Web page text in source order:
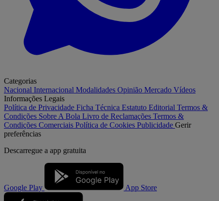
Categorias
Nacional Internacional Modalidades Opinião Mercado Vídeos
Informações Legais
Política de Privacidade Ficha Técnica Estatuto Editorial Termos &
Condições Sobre A Bola Livro de Reclamações Termos &
Condições Comerciais Política de Cookies Publicidade Gerir
preferências
Descarregue a app gratuita
Google Play App Store